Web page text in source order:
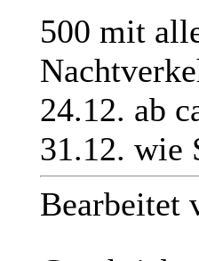
500 mit
24.12. ab
31.12. wie
Bearbeitet